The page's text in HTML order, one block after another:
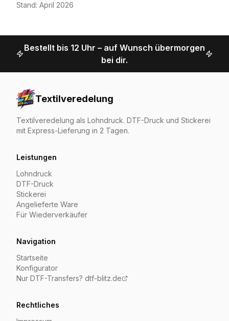
Stand: April 2026
Bestellt bis 12 Uhr – auf Wunsch übermorgen
bei dir.
Textilveredelung
Textilveredelung als Lohndruck. DTF-Druck und Stickerei
mit Express-Lieferung in 2 Tagen.
Leistungen
Lohndruck
DTF-Druck
Stickerei
Angelieferte Ware
Für Wiederverkäufer
Navigation
Startseite
Konfigurator
Nur DTF-Transfers? dtf-blitz.de
Rechtliches